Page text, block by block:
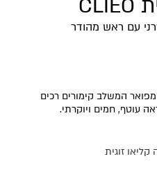
עם ראש מהודר
המשלב קימורים רכים
עוטף, חמים ויוקרתי.